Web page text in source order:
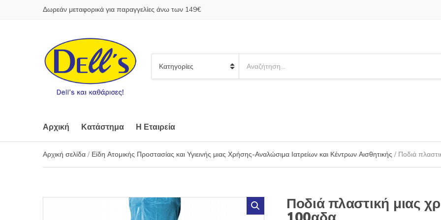
Δωρεάν μεταφορικά για παραγγελίες άνω των 149€
a
o
n
a
a
o
d
u
s
Αρχική Κατάστημα Η Εταιρεία
Αρχική σελίδα / Είδη Ατομικής Προστασίας και Υγιεινής μιας Χρήσης-Αναλώσιμα Ιατρείων και Κέντρων Αισθητικής / Ποδιά
Ποδιά πλαστική μιας